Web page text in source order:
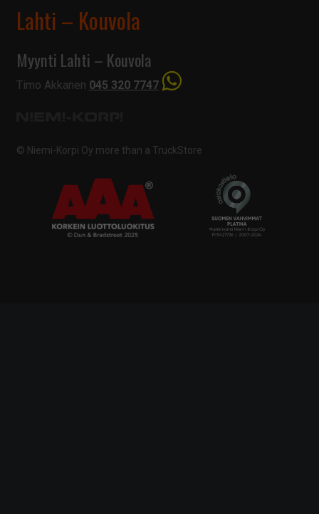
Lahti – Kouvola
Myynti Lahti – Kouvola
Timo Akkanen 045 320 7747
© Niemi-Korpi Oy more than a TruckStore